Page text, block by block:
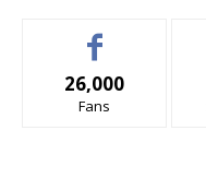
26,000
Fans